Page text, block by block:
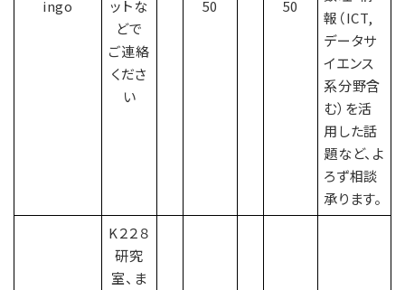
ingo
ットな
どで
ご連絡
くださ
い
50
50
報（ICT,
データサ
イエンス
系分野含
む）を活
用した話
題など、よ
ろず相談
承ります。
K２２８
研究
室、ま